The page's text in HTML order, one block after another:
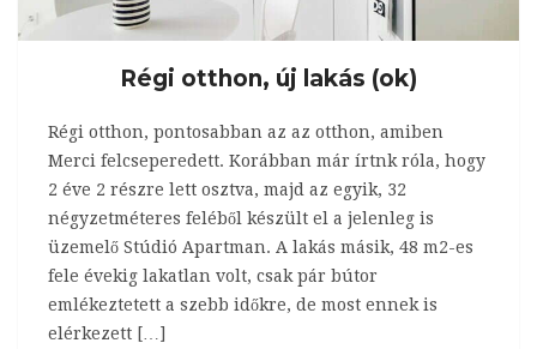
Régi otthon, új lakás (ok)
Régi otthon, pontosabban az az otthon, amiben
Merci felcseperedett. Korábban már írtnk róla, hogy
2 éve 2 részre lett osztva, majd az egyik, 32
négyzetméteres feléből készült el a jelenleg is
üzemelő Stúdió Apartman. A lakás másik, 48 m2-es
fele évekig lakatlan volt, csak pár bútor
emlékeztetett a szebb időkre, de most ennek is
elérkezett […]